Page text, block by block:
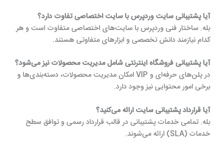
آیا پشتیبانی سایت وردپرس با سایت اختصاصی تفاوت دارد؟
بله. ساختار فنی وردپرس با سایت‌های اختصاصی متفاوت است و هر
کدام نیازمند دانش تخصصی و ابزارهای متفاوتی هستند.
آیا پشتیبانی فروشگاه اینترنتی شامل مدیریت محصولات نیز می‌شود؟
در پلن‌های حرفه‌ای و VIP امکان مدیریت محصولات، دسته‌بندی‌ها و
برخی امور محتوایی نیز وجود دارد.
آیا قرارداد پشتیبانی سایت ارائه می‌کنید؟
بله. تمامی خدمات پشتیبانی در قالب قرارداد رسمی و توافق سطح
خدمات (SLA) ارائه می‌شوند.